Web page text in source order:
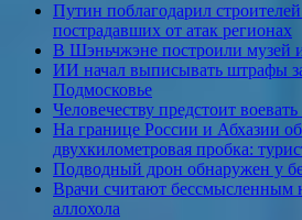
Путин поблагодарил
пострадавших от атак регионах
В Шэньчжэне построили музей
ИИ начал выписывать штрафы
Подмосковье
Человечеству предстоит
На границе России и Абхазии
двухкилометровая пробка:
Подводный дрон обнаружен у
Врачи считают бессмысленным
аллохола